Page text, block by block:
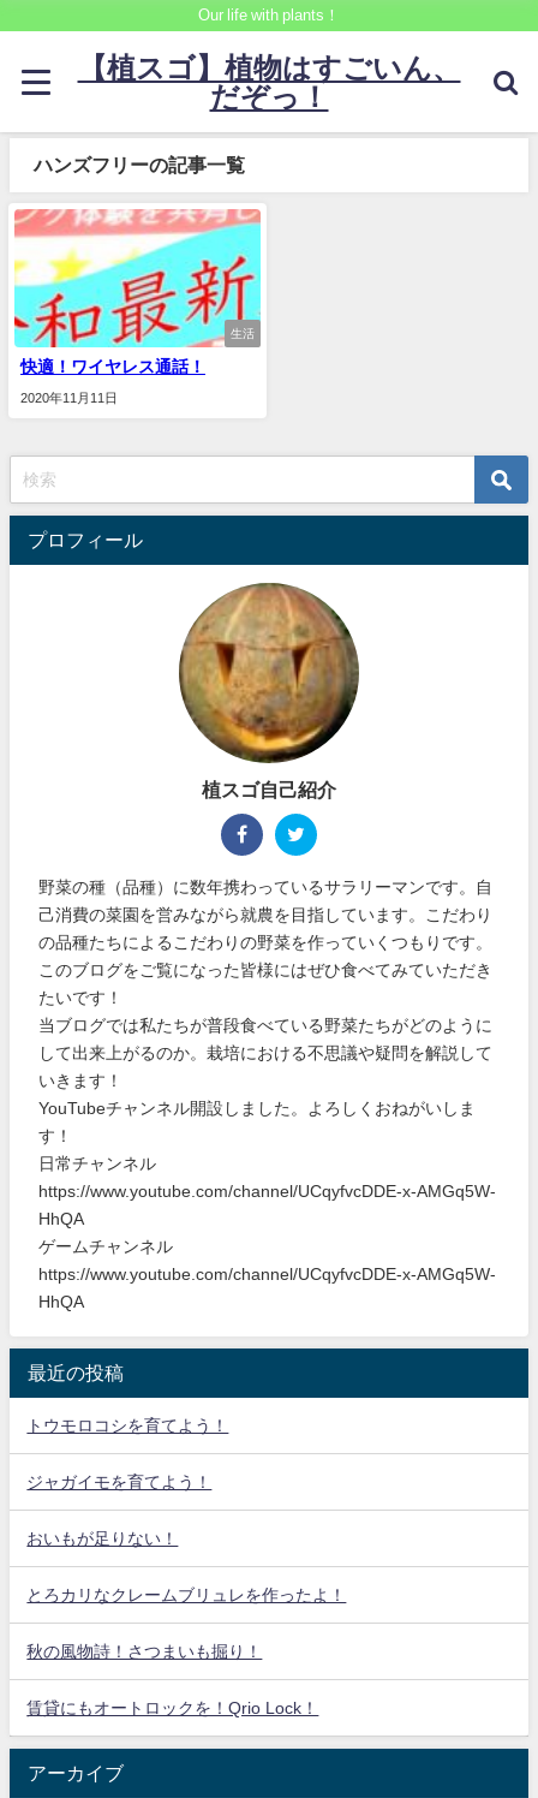
Our life with plants！
【植スゴ】植物はすごいん、
だぞっ！
ハンズフリーの記事一覧
生活
快適！ワイヤレス通話！
2020年11月11日
プロフィール
植スゴ自己紹介
野菜の種（品種）に数年携わっているサラリーマンです。自
己消費の菜園を営みながら就農を目指しています。こだわり
の品種たちによるこだわりの野菜を作っていくつもりです。
このブログをご覧になった皆様にはぜひ食べてみていただき
たいです！
当ブログでは私たちが普段食べている野菜たちがどのように
して出来上がるのか。栽培における不思議や疑問を解説して
いきます！
YouTubeチャンネル開設しました。よろしくおねがいしま
す！
日常チャンネル
https://www.youtube.com/channel/UCqyfvcDDE-x-AMGq5W-
HhQA
ゲームチャンネル
https://www.youtube.com/channel/UCqyfvcDDE-x-AMGq5W-
HhQA
最近の投稿
トウモロコシを育てよう！
ジャガイモを育てよう！
おいもが足りない！
とろカリなクレームブリュレを作ったよ！
秋の風物詩！さつまいも掘り！
賃貸にもオートロックを！Qrio Lock！
アーカイブ